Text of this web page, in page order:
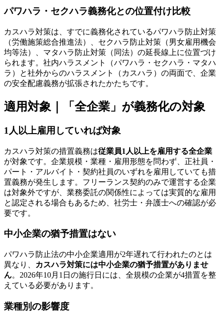
パワハラ・セクハラ義務化との位置付け比較
カスハラ対策は、すでに義務化されているパワハラ防止対策
（労働施策総合推進法）、セクハラ防止対策（男女雇用機会
均等法）、マタハラ防止対策（同法）の延長線上に位置づけ
られます。社内ハラスメント（パワハラ・セクハラ・マタハ
ラ）と社外からのハラスメント（カスハラ）の両面で、企業
の安全配慮義務が拡張されたかたちです。
適用対象｜「全企業」が義務化の対象
1人以上雇用していれば対象
カスハラ対策の措置義務は従業員1人以上を雇用する全企業
が対象です。企業規模・業種・雇用形態を問わず、正社員・
パート・アルバイト・契約社員のいずれを雇用していても措
置義務が発生します。フリーランス契約のみで運営する企業
は対象外ですが、業務委託の関係性によっては実質的な雇用
と認定される場合もあるため、社労士・弁護士への確認が必
要です。
中小企業の猶予措置はない
パワハラ防止法の中小企業適用が2年遅れて行われたのとは
異なり、
カスハラ対策には中小企業の猶予措置がありませ
ん。2026年10月1日の施行日には、全規模の企業が4措置を整
えている必要があります。
業種別の影響度